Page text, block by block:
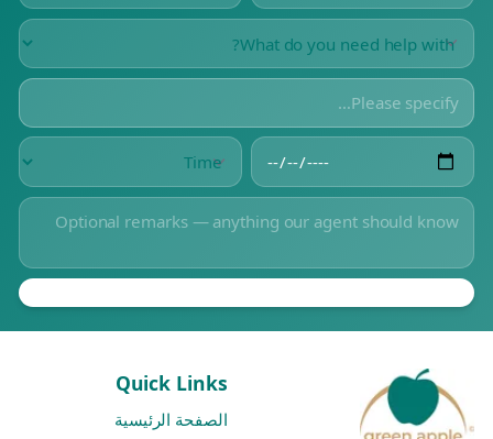
Quick Links
الصفحة الرئيسية